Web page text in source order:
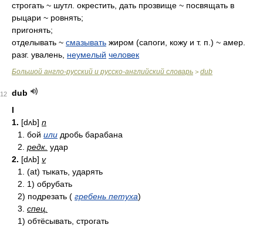
строгать ~ шутл. окрестить, дать прозвище ~ посвящать в
рыцари ~ ровнять;
пригонять;
отделывать ~ смазывать жиром (сапоги, кожу и т. п.) ~ амер.
разг. увалень, неумелый человек
Большой англо-русский и русско-английский словарь > dub
12
dub
I
1. [dʌb] n
1. бой или дробь барабана
2. редк. удар
2. [dʌb] v
1. (at) тыкать, ударять
2. 1) обрубать
2) подрезать ( гребень петуха)
3. спец.
1) обтёсывать, строгать